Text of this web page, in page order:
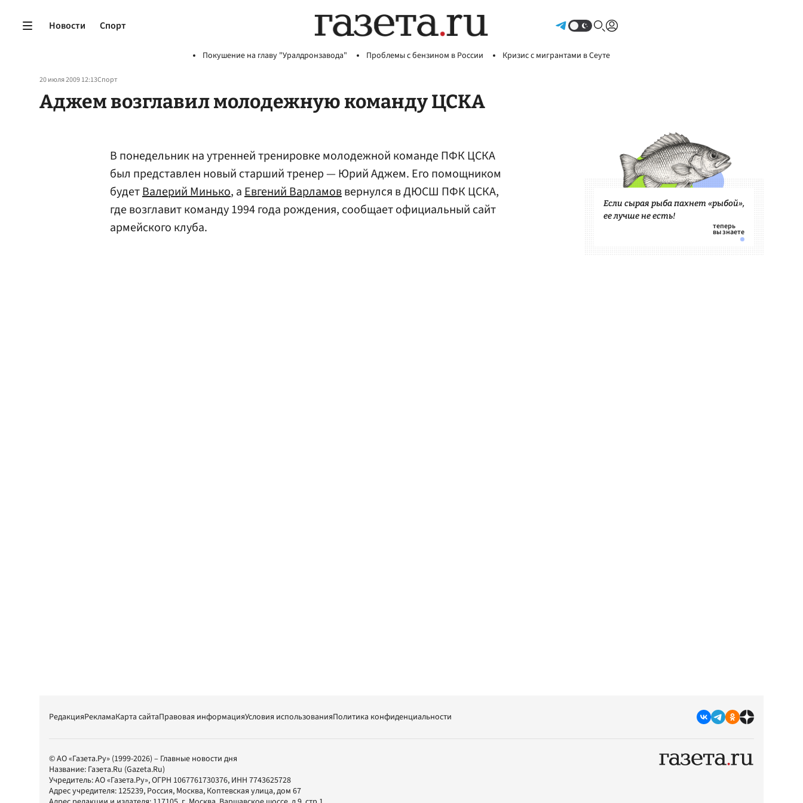
Новости Спорт
Покушение на главу "Уралдронзавода" Проблемы с бензином в России Кризис с мигрантами в Сеуте
20 июля 2009 12:13Спорт
Аджем возглавил молодежную команду ЦСКА
В понедельник на утренней тренировке молодежной команде ПФК ЦСКА
был представлен новый старший тренер — Юрий Аджем. Его помощником
будетВалерий Минько, аЕвгений Варламоввернулся в ДЮСШ ПФК ЦСКА,
где возглавит команду 1994 года рождения, сообщает официальный сайт
армейского клуба.
Если сырая рыба пахнет «рыбой»,
ее лучше не есть!
РедакцияРекламаКарта сайтаПравовая информацияУсловия использованияПолитика конфиденциальности
© АО «Газета.Ру» (1999-2026) – Главные новости дня
Название: Газета.Ru (Gazeta.Ru)
Учредитель:АО «Газета.Ру», ОГРН 1067761730376, ИНН 7743625728
Адрес учредителя: 125239, Россия, Москва, Коптевская улица, дом 67